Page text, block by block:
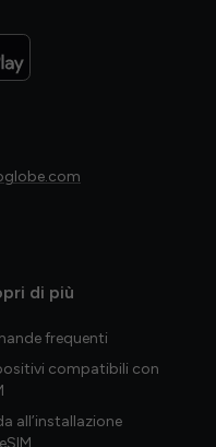
di più
frequenti
compatibili con
all’installazione